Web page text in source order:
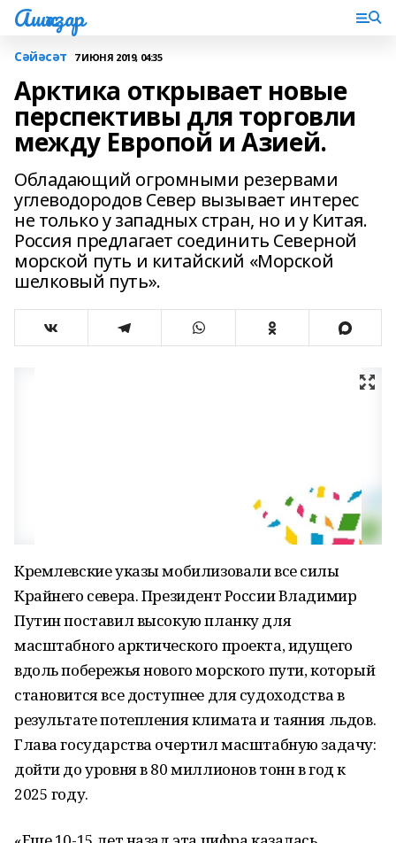
Ашҡаҙар
Сәйәсәт 7 ИЮНЯ 2019, 04:35
Арктика открывает новые
перспективы для торговли
между Европой и Азией.
Обладающий огромными резервами
углеводородов Север вызывает интерес
не только у западных стран, но и у Китая.
Россия предлагает соединить Северной
морской путь и китайский «Морской
шелковый путь».
Кремлевские указы мобилизовали все силы
Крайнего севера. Президент России Владимир
Путин поставил высокую планку для
масштабного арктического проекта, идущего
вдоль побережья нового морского пути, который
становится все доступнее для судоходства в
результате потепления климата и таяния льдов.
Глава государства очертил масштабную задачу:
дойти до уровня в 80 миллионов тонн в год к
2025 году.